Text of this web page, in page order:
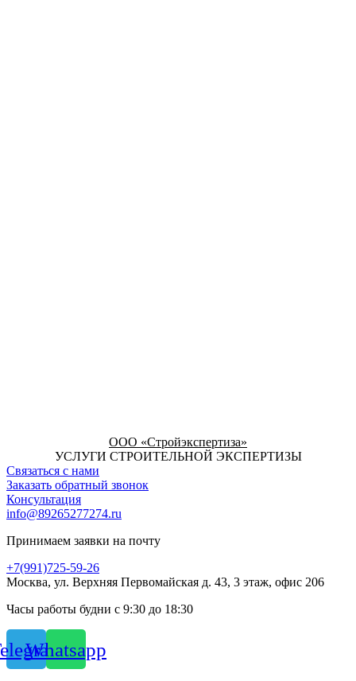
ООО «Стройэкспертиза»
УСЛУГИ СТРОИТЕЛЬНОЙ ЭКСПЕРТИЗЫ
Связаться с нами
Заказать обратный звонок
Консультация
info@89265277274.ru
Принимаем заявки на почту
+7(991)725-59-26
Москва, ул. Верхняя Первомайская д. 43, 3 этаж, офис 206
Часы работы будни с 9:30 до 18:30
Whatsapp